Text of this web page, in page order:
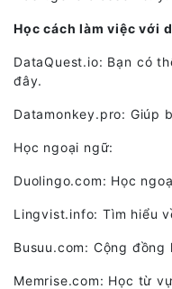
Học cách làm việc với
DataQuest.io: Bạn có
đây.
Datamonkey.pro: Giúp
Học ngoại ngữ:
Duolingo.com: Học
Lingvist.info: Tìm hiểu
Busuu.com: Cộng
Memrise.com: Học từ